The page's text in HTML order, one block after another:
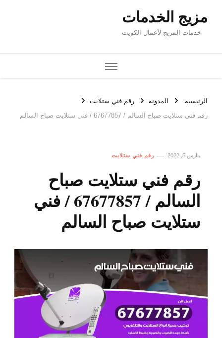
مزيج الخدمات
خدمات المزيج لأعمال الكويت
الرئيسية المدونة
رقم فني ستلايت
رقم فني ستلايت صباح السالم / 67677857 / فني ستلايت صباح السالم
مارس 5, 2022 رقم فني ستلايت
رقم فني ستلايت صباح
السالم / 67677857 / فني
ستلايت صباح السالم